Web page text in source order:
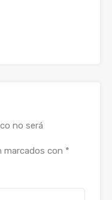
no será
marcados con *